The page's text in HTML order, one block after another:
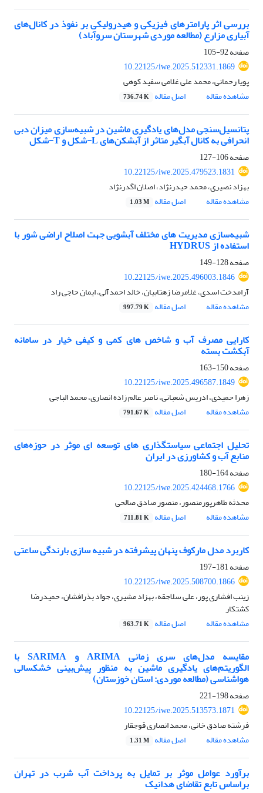
بررسی اثر پارامترهای فیزیکی و هیدرولیکی بر نفوذ در کانال‌های
آبیاری مزارع (مطالعه موردی شهرستان سروآباد)
صفحه92-105
10.22125/iwe.2025.512331.1869
پویا رحمانی، محمد علی غلامی سفید کوهی
مشاهده مقاله
اصل مقاله 736.74 K
پتانسیل‌سنجی مدل‌های یادگیری ماشین در شبیه‌سازی میزان دبی
انحرافی به کانال آبگیر متاثر از آبشکن‌های L-شکل و T-شکل
صفحه106-127
10.22125/iwe.2025.479523.1831
بهزاد نصیری، محمد حیدرنژاد، اصلان اگدرنژاد
مشاهده مقاله
اصل مقاله 1.03 M
شبیه‌سازی مدیریت های مختلف آبشویی جهت اصلاح اراضی شور با
استفاده از HYDRUS
صفحه128-149
10.22125/iwe.2025.496003.1846
آرامدخت اسدی، غلامرضا زهتابیان، خالد احمدآلی، ایمان حاجی راد
مشاهده مقاله
اصل مقاله 997.79 K
کارایی مصرف آب و شاخص های کمی و کیفی خیار در سامانه
آبکشت بسته
صفحه150-163
10.22125/iwe.2025.496587.1849
زهرا حمیدی، ادریس شعبانی، ناصر عالم زاده انصاری، محمد الباجی
مشاهده مقاله
اصل مقاله 791.67 K
تحلیل اجتماعی سیاستگذاری های توسعه ای موثر در حوزه‌های
منابع آب و کشاورزی در ایران
صفحه164-180
10.22125/iwe.2025.424468.1766
محدثه طاهرپورمنصور، منصور صادق صالحی
مشاهده مقاله
اصل مقاله 711.81 K
کاربرد مدل مارکوف پنهان پیشرفته در شبیه سازی بارندگی ساعتی
صفحه181-197
10.22125/iwe.2025.508700.1866
زینب افشاری پور، علی سلاجقه، بهزاد مشیری، جواد بذرافشان، حمیدرضا
کشتکار
مشاهده مقاله
اصل مقاله 963.71 K
مقایسه مدل‌های سری زمانی ARIMA و SARIMA با
الگوریتم‌های یادگیری ماشین به منظور پیش‌بینی خشکسالی
هواشناسی (مطالعه موردی: استان خوزستان)
صفحه198-221
10.22125/iwe.2025.513573.1871
فرشته صادق خانی، محمد انصاری قوجقار
مشاهده مقاله
اصل مقاله 1.31 M
برآورد عوامل موثر بر تمایل به پرداخت آب شرب در تهران
براساس تابع تقاضای هدانیک